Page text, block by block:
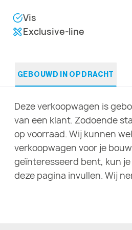
Vis
Exclusive-line
GEBOUWD IN OPDRACHT
Deze verkoopwagen is
van een klant. Zodoende
op voorraad. Wij kunnen
verkoopwagen voor je
geïnteresseerd bent, kun
deze pagina invullen. Wij